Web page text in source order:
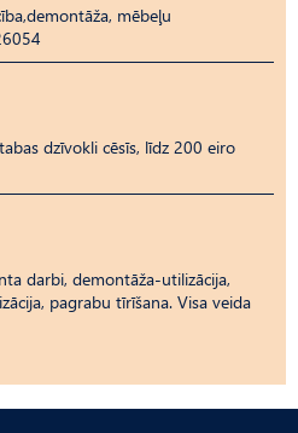
mēbeļu
dzīvokli cēsīs, līdz 200 eiro
darbi, demontāža-utilizācija,
pagrabu tīrīšana. Visa veida